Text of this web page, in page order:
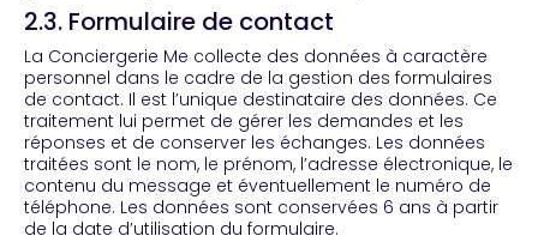
2.3. Formulaire de contact
La Conciergerie Me collecte des données à caractère
personnel dans le cadre de la gestion des formulaires
de contact. Il est l’unique destinataire des données. Ce
traitement lui permet de gérer les demandes et les
réponses et de conserver les échanges. Les données
traitées sont le nom, le prénom, l’adresse électronique, le
contenu du message et éventuellement le numéro de
téléphone. Les données sont conservées 6 ans à partir
de la date d’utilisation du formulaire.